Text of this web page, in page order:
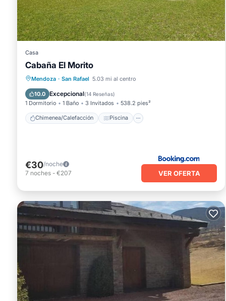
Casa
Cabaña El Morito
Mendoza · San Rafael 5.03 mi al centro
10.0 Excepcional(14 Reseñas)
1 Dormitorio 1 Baño 3 Invitados 538.2 pies²
Chimenea/Calefacción Piscina
Chimenea/Calefacción
Vistas
Aparcamiento
€30/noche
7 noches - €207 VER OFERTA